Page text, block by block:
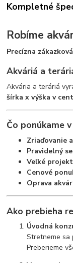
Kompletné
Robíme
Precízna
Akváriá a
Akvária a teráriá
šírka x výška v
Čo ponúkame
Zriaďovanie
Pravidelný
Veľké
Cenové
Oprava
Ako prebieha
Úvodná
Stretneme sa
Preberieme